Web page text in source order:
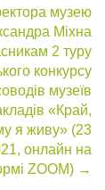
музею
Міхна
2 туру
конкурсу
музеїв
«Край,
я живу» (23
онлайн на
ZOOM) →